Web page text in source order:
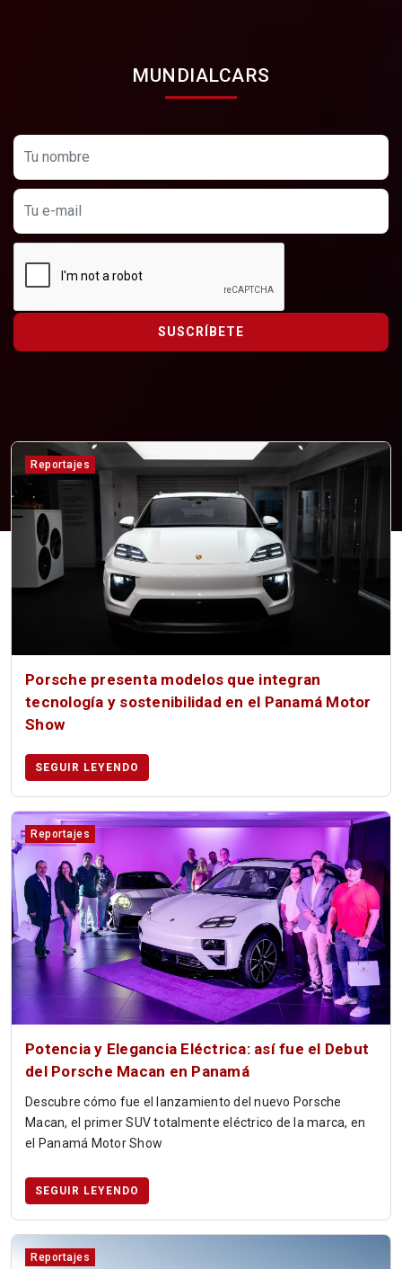
MUNDIALCARS
SUSCRÍBETE
Reportajes
Porsche presenta modelos que integran
tecnología y sostenibilidad en el Panamá Motor
Show
SEGUIR LEYENDO
Reportajes
Potencia y Elegancia Eléctrica: así fue el Debut
del Porsche Macan en Panamá
Descubre cómo fue el lanzamiento del nuevo Porsche
Macan, el primer SUV totalmente eléctrico de la marca, en
el Panamá Motor Show
SEGUIR LEYENDO
Reportajes